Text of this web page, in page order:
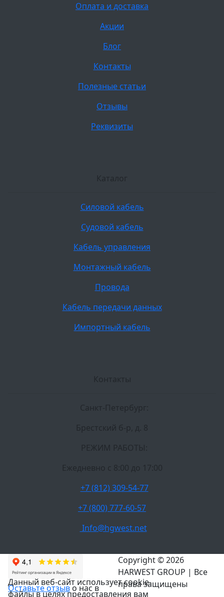
Оплата и доставка
Акции
Блог
Контакты
Полезные статьи
Отзывы
Реквизиты
Каталог
Силовой кабель
Судовой кабель
Кабель управления
Монтажный кабель
Провода
Кабель передачи данных
Импортный кабель
Контакты
Санкт-Петербург:
Брестский б-р, д. 8
РЕЖИМ РАБОТЫ:
Ежедневно c 8:00 до 17:00
+7 (812) 309-54-77
+7 (800) 777-60-57
Info@hgwest.net
Оставьте отзыво нас в
Copyright © 2026
HARWEST GROUP | Все
права защищены
Данный веб-сайт использует cookie-
файлы в целях предоставления вам